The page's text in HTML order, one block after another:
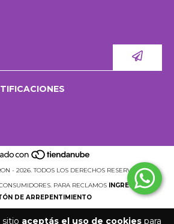
sitio aceptás el uso de cookiespara
- 2026. TODOS LOS DERECHOS RESERVADOS.
PARA RECLAMOS INGRESÁ ACÁ.
DE ARREPENTIMIENTO